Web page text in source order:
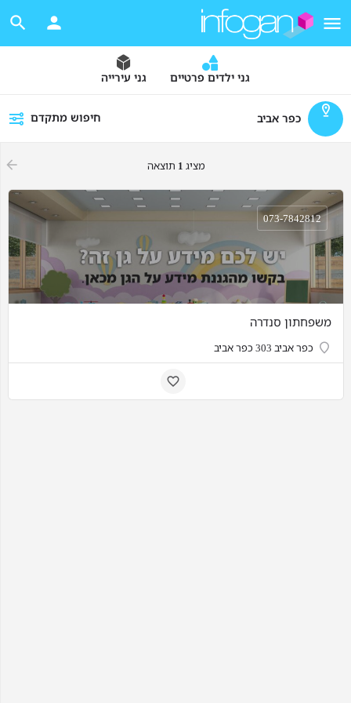
גני ילדים פרטיים גני עירייה
כפר אביב חיפוש מתקדם
מציג 1 תוצאה
משפחתון סנדרה
כפר אביב 303 כפר אביב
073-7842812